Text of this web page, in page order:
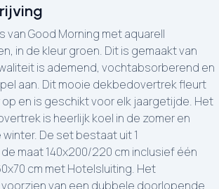
van Good Morning met aquarell
in de kleur groen. Dit is gemaakt van
is ademend, vochtabsorberend en
aan. Dit mooie dekbedovertrek fleurt
en is geschikt voor elk jaargetijde. Het
is heerlijk koel in de zomer en
De set bestaat uit 1
maat 140x200/220 cm inclusief één
cm met Hotelsluiting. Het
van een dubbele doorlopende